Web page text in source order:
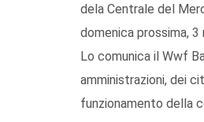
dela Centrale del
domenica prossima,
Lo comunica il Wwf
amministrazioni, dei
funzionamento della